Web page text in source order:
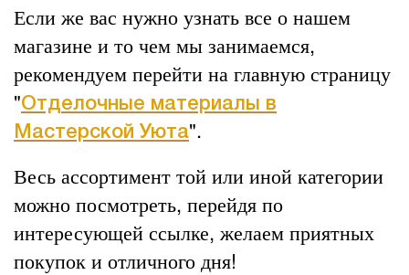
Если же вас нужно узнать все о нашем
магазине и то чем мы занимаемся,
рекомендуем перейти на главную страницу
"Отделочные материалы в
Мастерской Уюта".
Весь ассортимент той или иной категории
можно посмотреть, перейдя по
интересующей ссылке, желаем приятных
покупок и отличного дня!